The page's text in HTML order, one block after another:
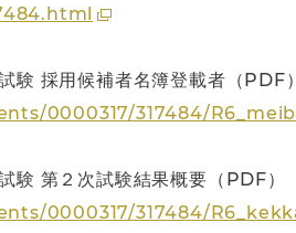
験 採用候補者名簿登載者（PDF）
0000317/317484/
験 第２次試験結果概要（PDF）
0000317/317484/